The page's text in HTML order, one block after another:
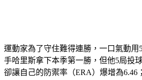
運動家為了守住難得連勝，一口氣動用
手哈里斯拿下本季第一勝，但他5局投
卻讓自己的防禦率（ERA）爆增為6.46